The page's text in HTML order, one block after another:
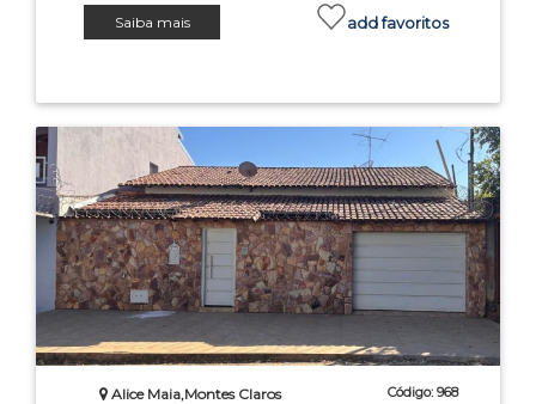
Saiba mais add favoritos
Alice Maia,Montes Claros Código: 968